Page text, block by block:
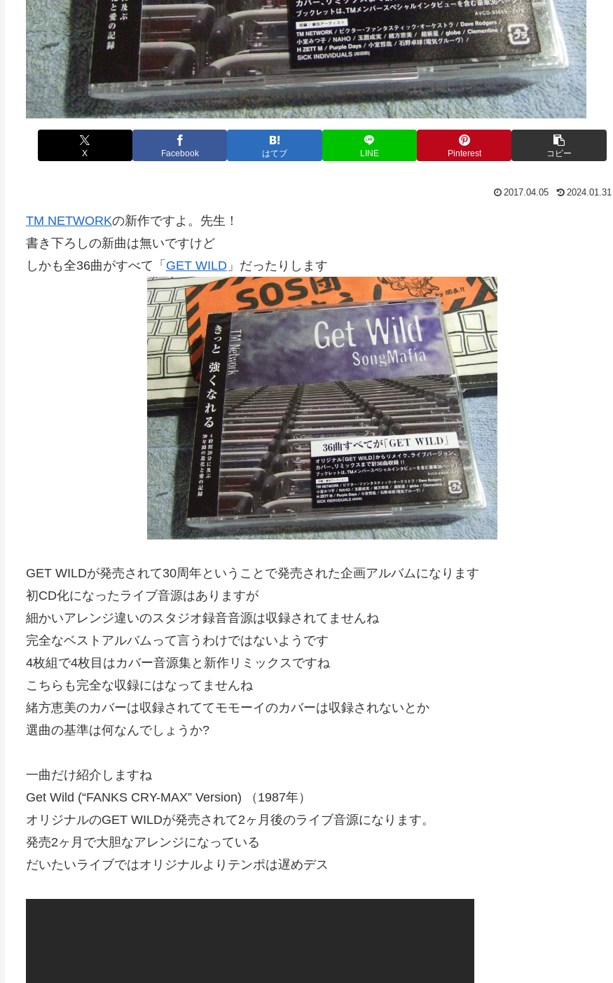
X Facebook はてブ LINE Pinterest コピー
2017.04.05 2024.01.31
TM NETWORKの新作ですよ。先生！
書き下ろしの新曲は無いですけど
しかも全36曲がすべて「 GET WILD」だったりします
GET WILDが発売されて30周年ということで発売された企画アルバムになります
初CD化になったライブ音源はありますが
細かいアレンジ違いのスタジオ録音音源は収録されてませんね
完全なベストアルバムって言うわけではないようです
4枚組で4枚目はカバー音源集と新作リミックスですね
こちらも完全な収録にはなってませんね
緒方恵美のカバーは収録されててモモーイのカバーは収録されないとか
選曲の基準は何なんでしょうか?
一曲だけ紹介しますね
Get Wild (“FANKS CRY-MAX” Version) （1987年）
オリジナルのGET WILDが発売されて2ヶ月後のライブ音源になります。
発売2ヶ月で大胆なアレンジになっている
だいたいライブではオリジナルよりテンポは遅めデス